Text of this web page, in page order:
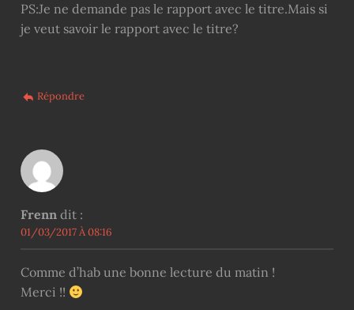
PS:Je ne demande pas le rapport avec le titre.Mais si
je veut savoir le rapport avec le titre?
Répondre
Frenn dit :
01/03/2017 À 08:16
Comme d’hab une bonne lecture du matin !
Merci !!